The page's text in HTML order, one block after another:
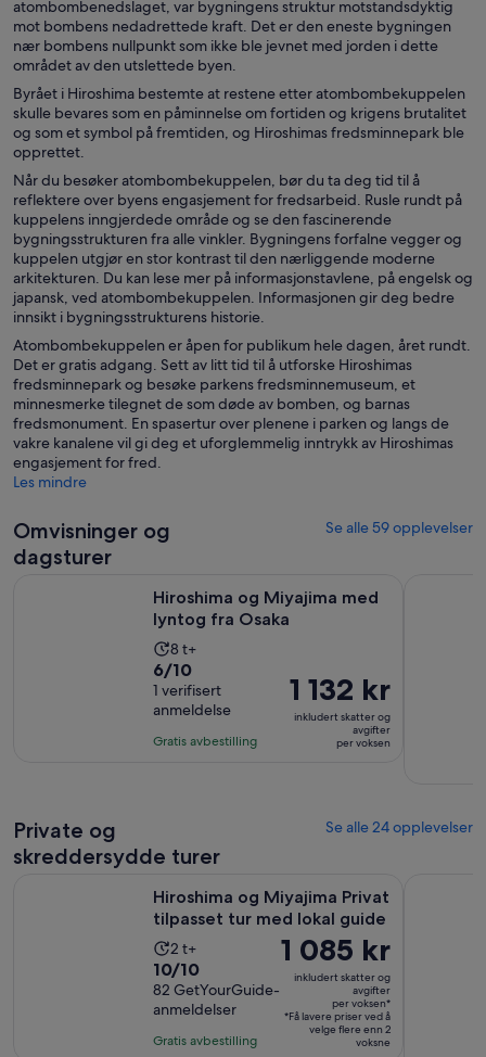
atombombenedslaget, var bygningens struktur motstandsdyktig
mot bombens nedadrettede kraft. Det er den eneste bygningen
nær bombens nullpunkt som ikke ble jevnet med jorden i dette
området av den utslettede byen.
Byrået i Hiroshima bestemte at restene etter atombombekuppelen
skulle bevares som en påminnelse om fortiden og krigens brutalitet
og som et symbol på fremtiden, og Hiroshimas fredsminnepark ble
opprettet.
Når du besøker atombombekuppelen, bør du ta deg tid til å
reflektere over byens engasjement for fredsarbeid. Rusle rundt på
kuppelens inngjerdede område og se den fascinerende
bygningsstrukturen fra alle vinkler. Bygningens forfalne vegger og
kuppelen utgjør en stor kontrast til den nærliggende moderne
arkitekturen. Du kan lese mer på informasjonstavlene, på engelsk og
japansk, ved atombombekuppelen. Informasjonen gir deg bedre
innsikt i bygningsstrukturens historie.
Atombombekuppelen er åpen for publikum hele dagen, året rundt.
Det er gratis adgang. Sett av litt tid til å utforske Hiroshimas
fredsminnepark og besøke parkens fredsminnemuseum, et
minnesmerke tilegnet de som døde av bomben, og barnas
fredsmonument. En spasertur over plenene i parken og langs de
vakre kanalene vil gi deg et uforglemmelig inntrykk av Hiroshimas
engasjement for fred.
Les mindre
Omvisninger og
dagsturer
Se alle 59 opplevelser
Hiroshima og Miyajima med
lyntog fra Osaka
Aktivitetens
varighet
er
8
timer
8 t+
6.0
av
10
med
6/10
1 verifisert
anmeldelse
Gratis avbestilling
Prisen
er
1 132 kr
1 132 kr
inkludert skatter og
avgifter
per voksen
Private og
skreddersydde turer
Se alle 24 opplevelser
Hiroshima og Miyajima Privat
tilpasset tur med lokal guide
Aktivitetens
varighet
er
2
timer
2 t+
10.0
av
10
med
10/10
82 GetYourGuide-
anmeldelser
Gratis avbestilling
Prisen
er
1 085 kr
per
voksen*
1 085 kr
inkludert skatter og
avgifter
per voksen*
*Få lavere priser ved å
velge flere enn 2
voksne